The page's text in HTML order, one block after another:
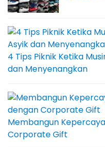
4 Tips Piknik Ketika
dan Menyenangkan
Membangun
Corporate Gift